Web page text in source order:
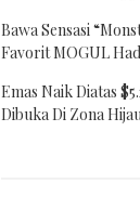
Bawa Sensasi
Favorit MOGUL
Emas Naik Diatas
Dibuka Di Zona